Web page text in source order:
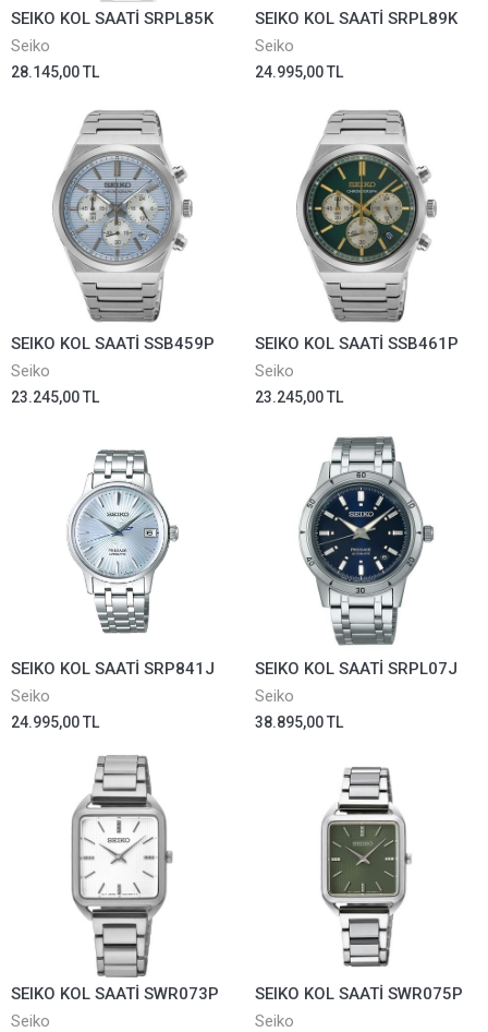
SEIKO KOL SAATİ SRPL85K
Seiko
28.145,00 TL
SEIKO KOL SAATİ SRPL89K
Seiko
24.995,00 TL
SEIKO KOL SAATİ SSB459P
Seiko
23.245,00 TL
SEIKO KOL SAATİ SSB461P
Seiko
23.245,00 TL
SEIKO KOL SAATİ SRP841J
Seiko
24.995,00 TL
SEIKO KOL SAATİ SRPL07J
Seiko
38.895,00 TL
SEIKO KOL SAATİ SWR073P
Seiko
SEIKO KOL SAATİ SWR075P
Seiko